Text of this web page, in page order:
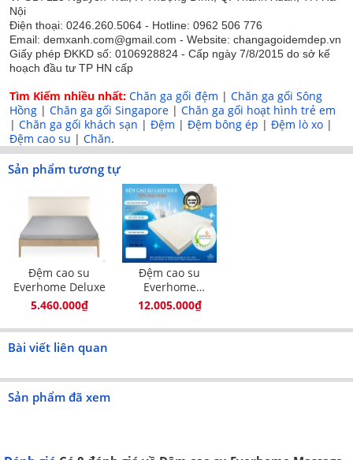
Tính năng ưu việt
phân bố một cách hợp lý trọng lượng cơ thể, ôm sát mọi
đường cong từ đầu đến chân, giúp cho máu tuần hoàn tốt
hơn, đặc biệt rất tốt cho việc bảo vệ cột sống. Mang đến
cho bạn sự dễ chịu ở mọi tư thế nằm và một giấc ngủ êm
ái.
Đệm cao su Everhome Massage
Nội
Điện thoại: 0246.260.5064 - Hotline: 0962 506 776
Email: demxanh.com@gmail.com - Website: changagoidemdep.vn
Giấy phép ĐKKD số: 0106928824 - Cấp ngày 7/8/2015 do sở kế
hoạch đầu tư TP HN cấp
Tìm Kiếm nhiều nhất: Chăn ga gối đệm | Chăn ga gối Sông
Hồng | Chăn ga gối Singapore | Chăn ga gối hoạt hình trẻ em
| Chăn ga gối khách sạn | Đệm | Đệm bông ép | Đệm lò xo |
Đệm cao su | Chăn.
Sản phẩm tương tự
Đệm cao su
Everhome Deluxe
5.460.000₫
Đệm cao su
Everhome
Lavender
12.005.000₫
Bài viết liên quan
Sản phẩm đã xem